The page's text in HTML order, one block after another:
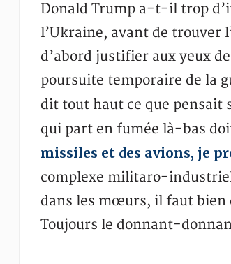
Donald Trump a-t-il trop
l’Ukraine, avant de trouver
d’abord justifier aux yeux
poursuite temporaire de la
dit tout haut ce que pensait
qui part en fumée là-bas
missiles et des avions, je
complexe militaro-
dans les mœurs, il faut bien
Toujours le donnant-